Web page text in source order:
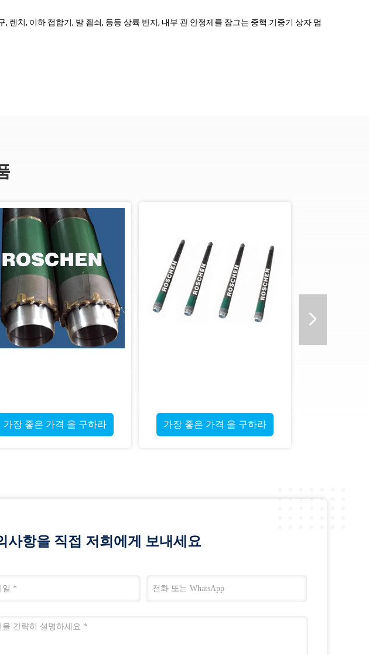
렌치, 이하 접합기, 발 죔쇠, 등등 상륙 반지, 내부 관 안정제를 잠그는 중핵 기중기 상자 멈
을 구하라 가장 좋은 가격 을 구하라 가장 좋은 가격 을 구하라
사항을 직접 저희에게 보내세요